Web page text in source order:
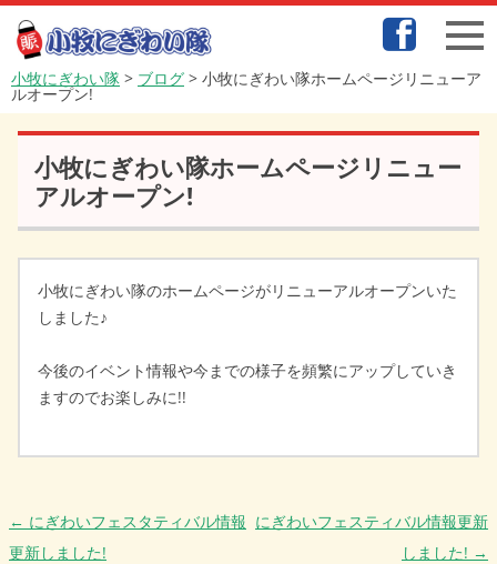
小牧にぎわい隊 > ブログ > 小牧にぎわい隊ホームページリニューア
ルオープン!
小牧にぎわい隊ホームページリニュー
アルオープン!
小牧にぎわい隊のホームページがリニューアルオープンいた
しました♪
今後のイベント情報や今までの様子を頻繁にアップしていき
ますのでお楽しみに!!
投稿ナビゲーション
← にぎわいフェスタティバル情報
更新しました!
にぎわいフェスティバル情報更新
しました! →